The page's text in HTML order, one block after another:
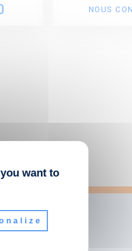
NOUS
want to